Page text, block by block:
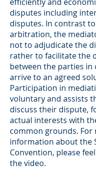
disputes including
disputes. In contrast
arbitration, the
not to adjudicate the
rather to facilitate the
between the parties in
arrive to an agreed
Participation in
voluntary and assists
discuss their dispute,
actual interests with
common grounds. For
information about the
Convention, please
the video.